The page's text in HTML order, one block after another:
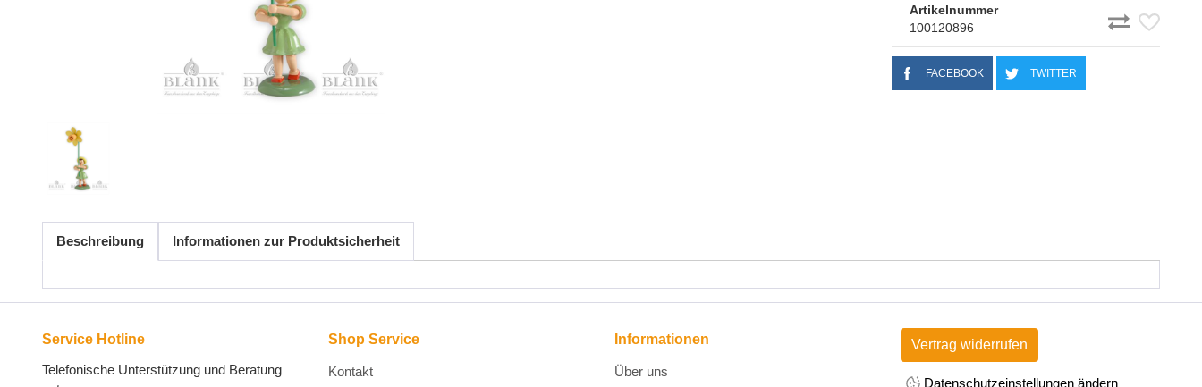
Artikelnummer
100120896
FACEBOOK TWITTER
Beschreibung Informationen zur Produktsicherheit
Service Hotline
Telefonische Unterstützung und Beratung
Shop Service
Kontakt
Informationen
Über uns
Vertrag widerrufen
Datenschutzeinstellungen ändern